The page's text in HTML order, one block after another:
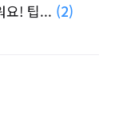
요! 팁... (2)